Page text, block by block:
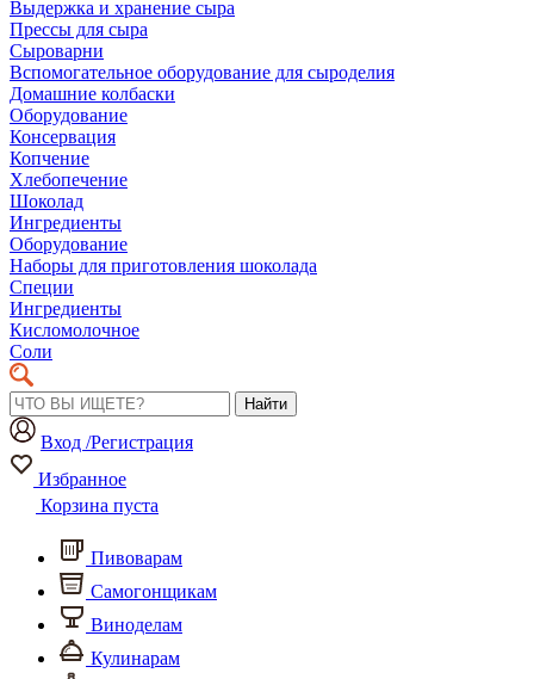
Выдержка и хранение сыра
Прессы для сыра
Сыроварни
Вспомогательное оборудование для сыроделия
Домашние колбаски
Оборудование
Консервация
Копчение
Хлебопечение
Шоколад
Ингредиенты
Оборудование
Наборы для приготовления шоколада
Специи
Ингредиенты
Кисломолочное
Соли
Найти
Вход /Регистрация
Избранное
Корзина пуста
Пивоварам
Самогонщикам
Виноделам
Кулинарам